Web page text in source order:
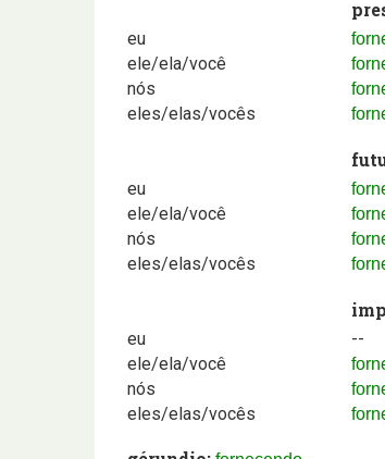
eu
ele/ela/você
nós
eles/elas/vocês
eu
ele/ela/você
nós
eles/elas/vocês
eu --
ele/ela/você
nós
eles/elas/vocês